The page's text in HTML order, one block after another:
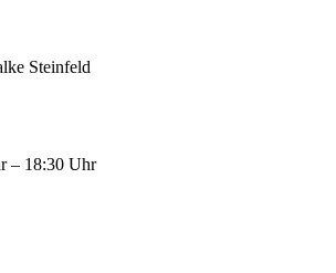
Steinfeld
– 18:30 Uhr